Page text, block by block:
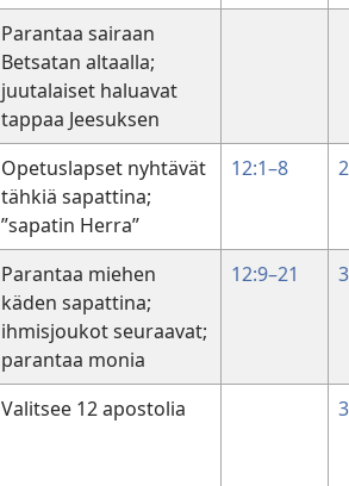
Parantaa sairaan
Betsatan altaalla;
juutalaiset haluavat
tappaa Jeesuksen
Opetuslapset nyhtävät
tähkiä sapattina;
”sapatin Herra”
12:1–8
Parantaa miehen
käden sapattina;
ihmisjoukot seuraavat;
parantaa monia
12:9–21
Valitsee 12 apostolia